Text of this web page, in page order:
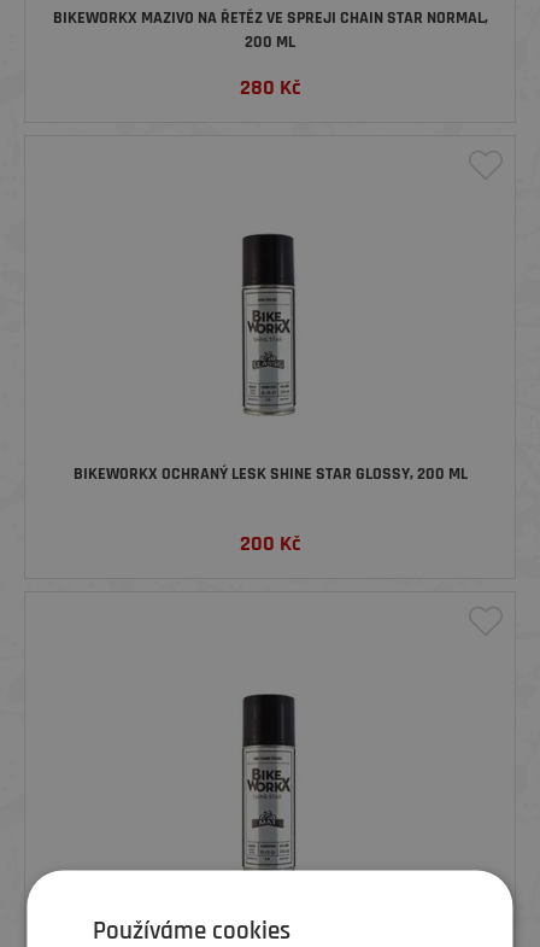
BIKEWORKX MAZIVO NA ŘETĚZ VE SPREJI CHAIN STAR NORMAL,
200 ML
280 Kč
BIKEWORKX OCHRANÝ LESK SHINE STAR GLOSSY, 200 ML
200 Kč
BIKEWORKX OCHRANÝ MATNÝ SHINE STAR SHINER MATT, 200 ML
Používáme cookies